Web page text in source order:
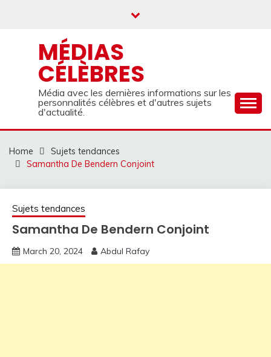
MÉDIAS
CÉLÈBRES
Média avec les dernières informations sur les
personnalités célèbres et d'autres sujets
d'actualité.
Home
Sujets tendances
Samantha De Bendern Conjoint
Sujets tendances
Samantha De Bendern Conjoint
March 20, 2024 Abdul Rafay